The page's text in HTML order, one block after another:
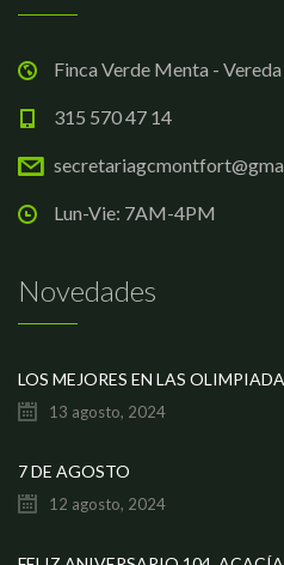
Finca Verde Menta -
315 570 47 14
Lun-Vie: 7AM-4PM
Novedades
LOS MEJORES EN LAS
13 agosto, 2024
7 DE AGOSTO
12 agosto, 2024